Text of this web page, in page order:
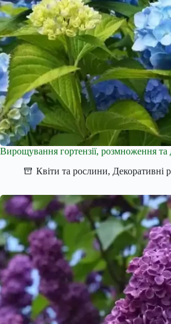
Вирощування гортензії, розмноження та
Квіти та рослини, Декоративні